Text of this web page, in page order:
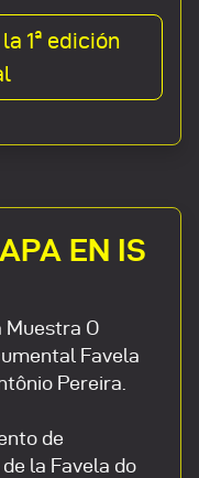
1ª edición
EN IS
Muestra O
Favela
Pereira.
de
la Favela do